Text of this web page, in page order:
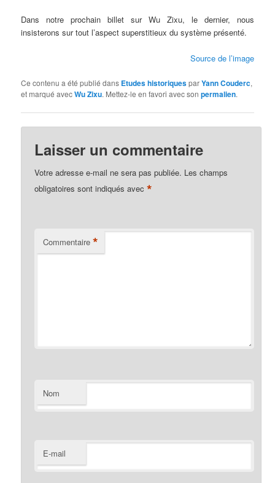
Dans notre prochain billet sur Wu Zixu, le dernier, nous
insisterons sur tout l’aspect superstitieux du système présenté.
Source de l’image
Ce contenu a été publié dans Etudes historiquesparYann Couderc,
et marqué avecWu Zixu. Mettez-le en favori avec sonpermalien.
Laisser un commentaire
Votre adresse e-mail ne sera pas publiée. Les champs
obligatoires sont indiqués avec*
Commentaire *
Nom
E-mail